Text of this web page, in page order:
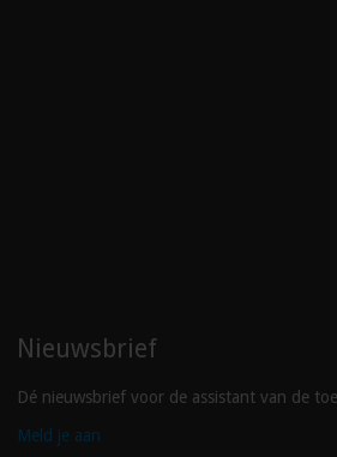
Nieuwsbrief
Dé nieuwsbrief voor de assistant van de
Meld je aan